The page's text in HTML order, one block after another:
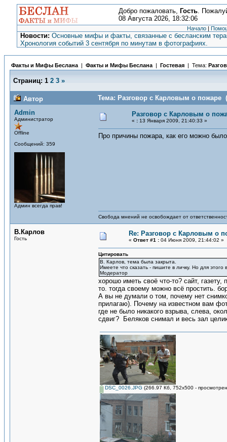
Добро пожаловать, Гость.
08 Августа 2026, 18:32:06
Начало |
Новости: Основные мифы и факты, связанные с бесланским
Хронология событий 3 сентября по минутам в фотографиях.
Факты и Мифы Беслана | Факты и Мифы Беслана | Гостевая | Тема:
Страниц: 1 2 3 »
Автор
Тема: Разговор с Карловым о пожаре
Admin
Администратор
Offline
Сообщений: 359
Админ всегда прав!
Разговор с Карловым о
« : 13 Января 2009, 21:40:33 »
Про причины пожара, как его можно
Свобода мнений не освобождает от
В.Карлов
Гость
Re: Разговор с Карловым о
« Ответ #1 : 04 Июня 2009, 21:44:02 »
Цитировать
В. Карлов, тема была закрыта.
Имеете что сказать - пишите в личку. Но для этого
Модератор
хорошо иметь своё что-то? сайт,
то. тогда своему можно всё простить.
А вы не думали о том, почему нет
прилагаю). Почему на известном вам
где не было никакого взрыва, слева,
сдвиг? Беляков снимал и весь зал
DSC_0026.JPG (266.97 Кб, 752x500 -